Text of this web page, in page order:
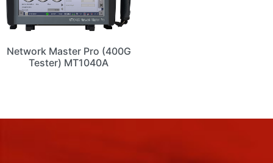
Network Master Pro (400G
Tester) MT1040A